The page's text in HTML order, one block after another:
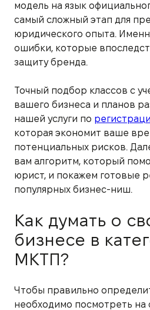
модель на язык
самый сложный этап для
юридического опыта.
ошибки, которые
защиту бренда.
Точный подбор классов с
вашего бизнеса и планов
нашей услуги по
которая экономит ваше
потенциальных рисков.
вам алгоритм, который
юрист, и покажем готовые
популярных бизнес-ниш.
Как думать о
бизнесе в
МКТП?
Чтобы правильно
необходимо посмотреть на